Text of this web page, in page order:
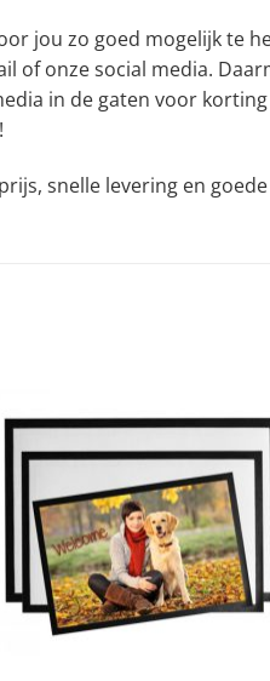
jou zo goed mogelijk te
of onze social media.
in de gaten voor
snelle levering en